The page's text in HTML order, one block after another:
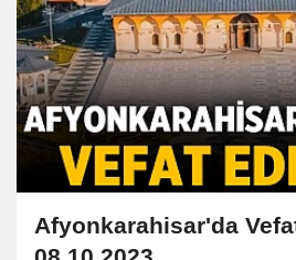
Afyonkarahisar'da